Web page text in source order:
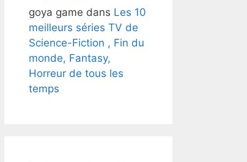
goya game dans Les 10
meilleurs séries TV de
Science-Fiction , Fin du
monde, Fantasy,
Horreur de tous les
temps